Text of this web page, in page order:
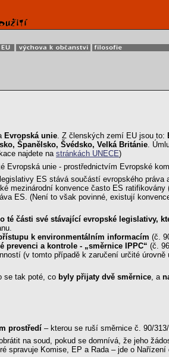
Evropská unie. Z členských zemí EU jsou to:
Španělsko, Švédsko, Velká Británie.
najdete nastránkách UNECE)
Evropská unie - prostřednictvím Evropské
ES stává součástí evropského
mezinárodní konvence často ES
ES. (Není to však povinné, existují
té části své stávající evropské legislativy,
k environmentálním informacím (č.
prevenci a kontrole - „směrnice IPPC“ (č.
(v tomto případě k zaručení určité
se tak poté, co byly přijaty dvě směrnice , a
prostředí – kterou se ruší směrnice č. 90/313/
na soud, pokud se domnívá, že jeho
spravuje Komise, EP a Rada – jde o